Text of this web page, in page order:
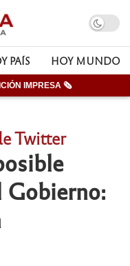
PAÍS HOY MUNDO
IMPRESA 🗞
Twitter
Gobierno: